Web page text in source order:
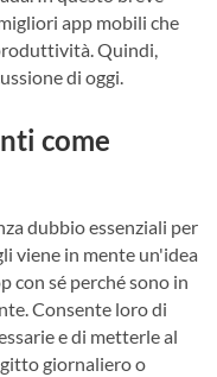
app mobili che
Quindi,
di oggi.
come
dubbio essenziali per
viene in mente un'idea
con sé perché sono in
Consente loro di
e di metterle al
giornaliero o